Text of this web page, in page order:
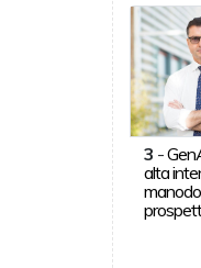
3 -
alta